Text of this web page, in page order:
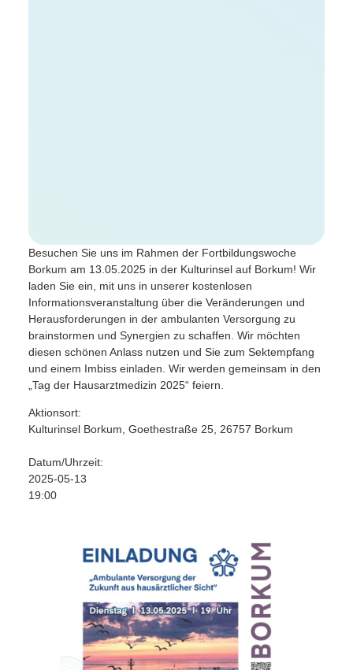
Besuchen Sie uns im Rahmen der Fortbildungswoche
Borkum am 13.05.2025 in der Kulturinsel auf Borkum! Wir
laden Sie ein, mit uns in unserer kostenlosen
Informationsveranstaltung über die Veränderungen und
Herausforderungen in der ambulanten Versorgung zu
brainstormen und Synergien zu schaffen. Wir möchten
diesen schönen Anlass nutzen und Sie zum Sektempfang
und einem Imbiss einladen. Wir werden gemeinsam in den
„Tag der Hausarztmedizin 2025“ feiern.
Aktionsort:
Kulturinsel Borkum, Goethestraße 25, 26757 Borkum
Datum/Uhrzeit:
2025-05-13
19:00